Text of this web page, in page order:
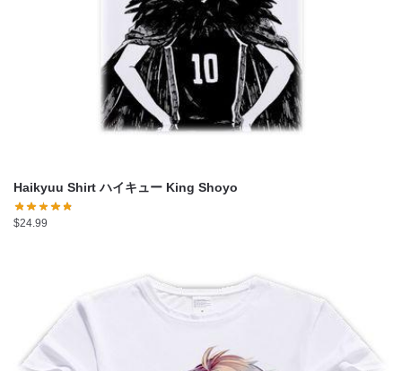
Haikyuu Shirt ハイキュー King Shoyo
$24.99